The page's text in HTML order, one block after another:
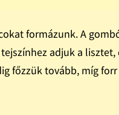
formázunk. A
adjuk a
főzzük tovább, míg forr